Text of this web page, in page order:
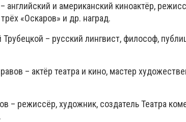
английский и американский киноактёр,
«Оскаров» и др. наград.
Трубецкой – русский лингвист, философ,
– актёр театра и кино, мастер
– режиссёр, художник, создатель Театра